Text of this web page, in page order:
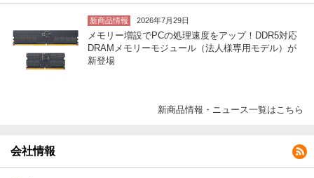
新商品情報 2026年7月29日
メモリー増設でPCの処理速度をアップ！DDR5対応
DRAMメモリーモジュール（法人様専用モデル）が
新登場
新商品情報・ニュース一覧はこちら
会社情報